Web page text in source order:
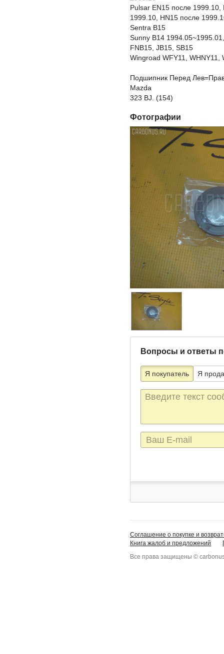
Pulsar EN15 после
1999.10, HN15 после
Sentra B15
Sunny B14
FNB15, JB15, SB15
Wingroad WFY11, WHNY11,
Подшипник Перед
Mazda
323 BJ. (154)
Фотографии
Вопросы и ответы
Я покупатель Я
Текст
сообщения
E-
mail
Соглашение о покупке и
Книга жалоб и предложений
Все права защищены ©